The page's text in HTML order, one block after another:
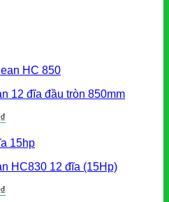
12 đĩa đầu tròn 850mm
₫
tại
148.000.000 ₫.
HC830 12 đĩa (15Hp)
₫